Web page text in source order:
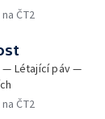
na ČT2
— Létající páv —
na ČT2